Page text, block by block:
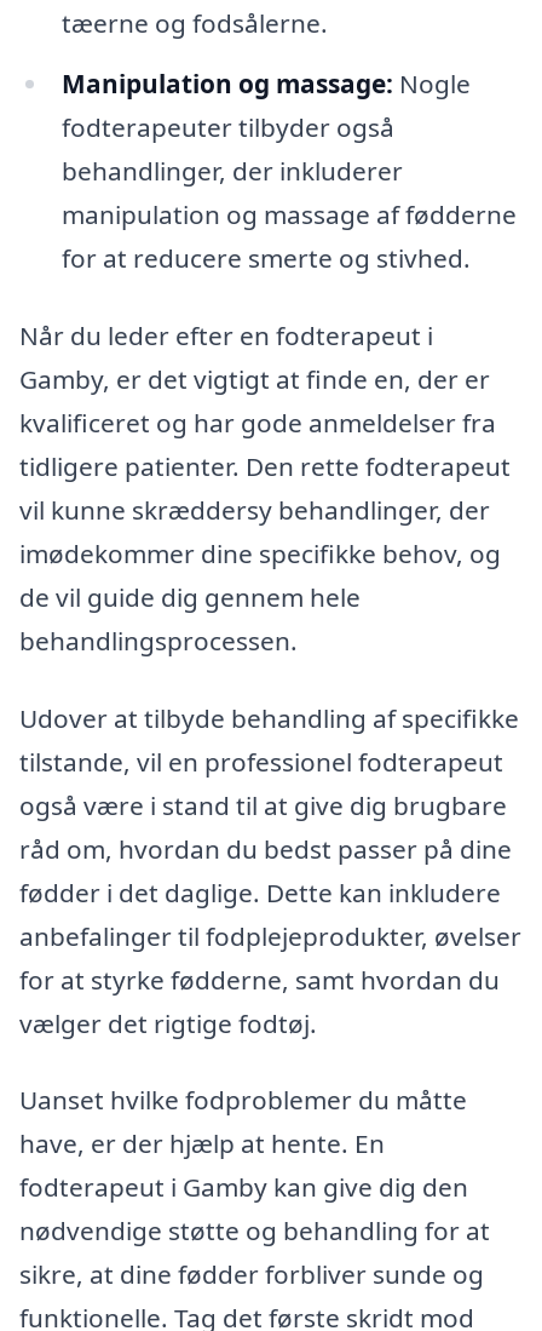
tæerne og fodsålerne.
Manipulation og massage: Nogle
fodterapeuter tilbyder også
behandlinger, der inkluderer
manipulation og massage af fødderne
for at reducere smerte og stivhed.
Når du leder efter en fodterapeut i
Gamby, er det vigtigt at finde en, der er
kvalificeret og har gode anmeldelser fra
tidligere patienter. Den rette fodterapeut
vil kunne skræddersy behandlinger, der
imødekommer dine specifikke behov, og
de vil guide dig gennem hele
behandlingsprocessen.
Udover at tilbyde behandling af specifikke
tilstande, vil en professionel fodterapeut
også være i stand til at give dig brugbare
råd om, hvordan du bedst passer på dine
fødder i det daglige. Dette kan inkludere
anbefalinger til fodplejeprodukter, øvelser
for at styrke fødderne, samt hvordan du
vælger det rigtige fodtøj.
Uanset hvilke fodproblemer du måtte
have, er der hjælp at hente. En
fodterapeut i Gamby kan give dig den
nødvendige støtte og behandling for at
sikre, at dine fødder forbliver sunde og
funktionelle. Tag det første skridt mod